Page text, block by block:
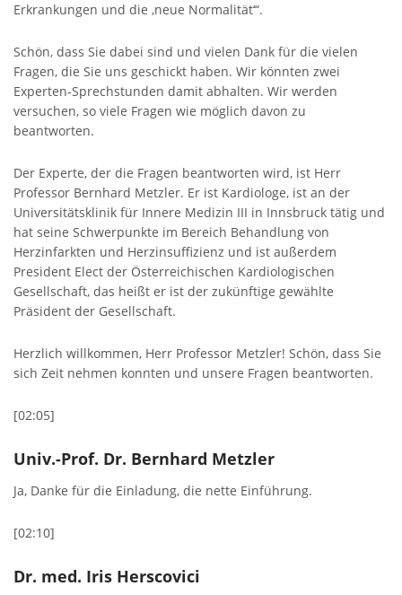
Erkrankungen und die ‚neue Normalität‘“.
Schön, dass Sie dabei sind und vielen Dank für die vielen
Fragen, die Sie uns geschickt haben. Wir könnten zwei
Experten-Sprechstunden damit abhalten. Wir werden
versuchen, so viele Fragen wie möglich davon zu
beantworten.
Der Experte, der die Fragen beantworten wird, ist Herr
Professor Bernhard Metzler. Er ist Kardiologe, ist an der
Universitätsklinik für Innere Medizin III in Innsbruck tätig und
hat seine Schwerpunkte im Bereich Behandlung von
Herzinfarkten und Herzinsuffizienz und ist außerdem
President Elect der Österreichischen Kardiologischen
Gesellschaft, das heißt er ist der zukünftige gewählte
Präsident der Gesellschaft.
Herzlich willkommen, Herr Professor Metzler! Schön, dass Sie
sich Zeit nehmen konnten und unsere Fragen beantworten.
[02:05]
Univ.-Prof. Dr. Bernhard Metzler
Ja, Danke für die Einladung, die nette Einführung.
[02:10]
Dr. med. Iris Herscovici